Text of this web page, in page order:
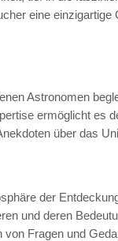
eine
Astronomen
ermöglicht es
über das
der
und deren
Fragen und